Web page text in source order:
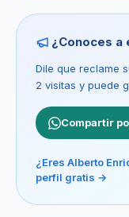
¿Conoces a
Dile que reclame
2 visitas y puede
Compartir
¿Eres Alberto
perfil gratis →